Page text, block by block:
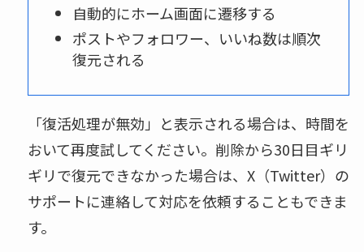
自動的にホーム画面に遷移する
ポストやフォロワー、いいね数は順次
復元される
「復活処理が無効」と表示される場合は、時間を
おいて再度試してください。削除から30日目ギリ
ギリで復元できなかった場合は、X（Twitter）の
サポートに連絡して対応を依頼することもできま
す。